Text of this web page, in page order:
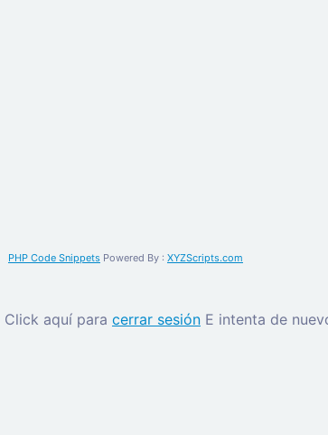
PHP Code Snippets Powered By : XYZScripts.com
Click aquí para cerrar sesión E intenta de